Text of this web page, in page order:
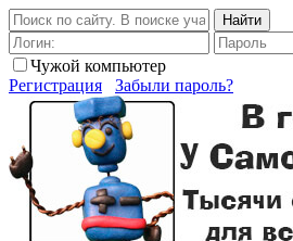
Найти
Чужой компьютер
Регистрация
Забыли пароль?